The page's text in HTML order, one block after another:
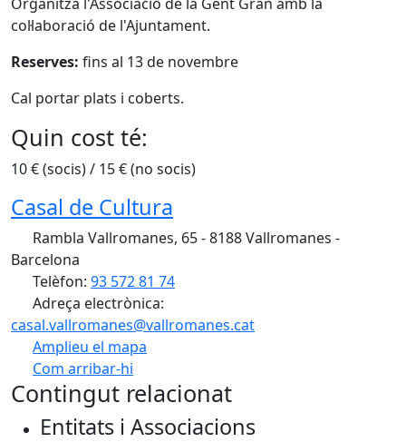
col·laboració de l'Ajuntament.
Reserves: fins al 13 de novembre
Cal portar plats i coberts.
Quin cost té:
10 € (socis) / 15 € (no socis)
Casal de Cultura
Rambla Vallromanes, 65 - 8188 Vallromanes -
Barcelona
Telèfon: 93 572 81 74
Adreça electrònica:
casal.vallromanes@vallromanes.cat
Amplieu el mapa
Com arribar-hi
+
Contingut relacionat
Entitats i Associacions